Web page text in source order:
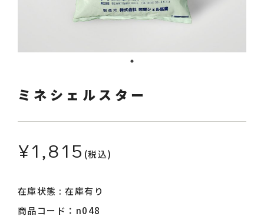
カート
ミネシェルスター
¥1,815 (税込)
在庫状態 : 在庫有り
商品コード：n048